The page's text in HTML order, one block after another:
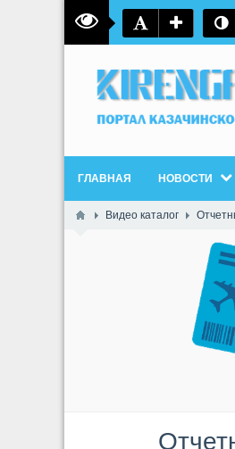
ГЛАВНАЯ НОВОСТИ
Видео каталог